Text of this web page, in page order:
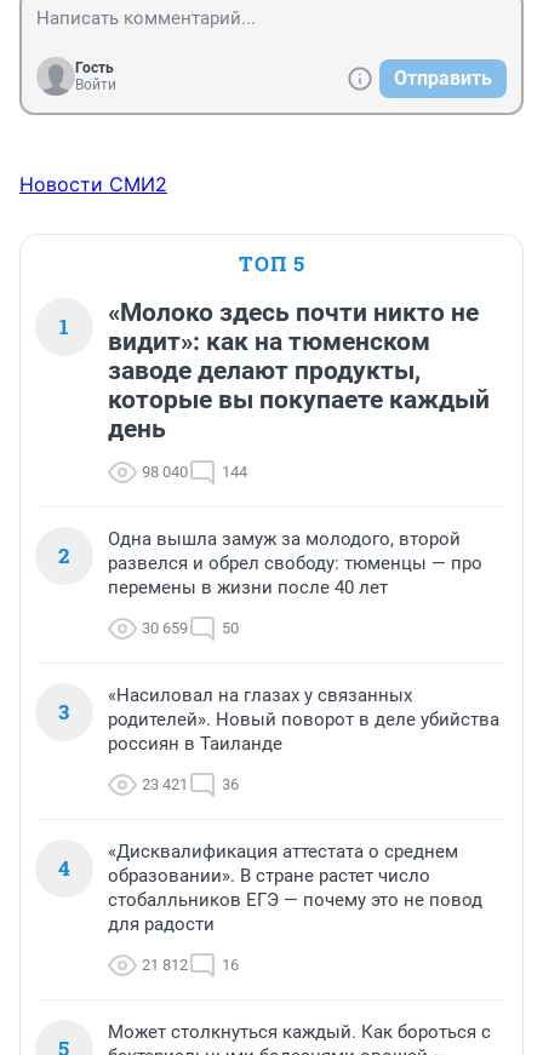
Гость
Войти
Отправить
Новости СМИ2
ТОП 5
1
«Молоко здесь почти никто не
видит»: как на тюменском
заводе делают продукты,
которые вы покупаете каждый
день
98 040 144
2
Одна вышла замуж за молодого, второй
развелся и обрел свободу: тюменцы — про
перемены в жизни после 40 лет
30 659 50
3
«Насиловал на глазах у связанных
родителей». Новый поворот в деле убийства
россиян в Таиланде
23 421 36
4
«Дисквалификация аттестата о среднем
образовании». В стране растет число
стобалльников ЕГЭ — почему это не повод
для радости
21 812 16
5
Может столкнуться каждый. Как бороться с